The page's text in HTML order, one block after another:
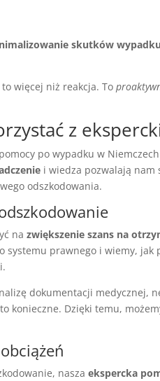
skutków wypadku
więcej niż reakcja. To
z
po wypadku w
i wiedza pozwalają
odszkodowania.
nazwiększenie szans na
systemu prawnego i wiemy,
dokumentacji medycznej,
konieczne. Dzięki temu,
naszaekspercka